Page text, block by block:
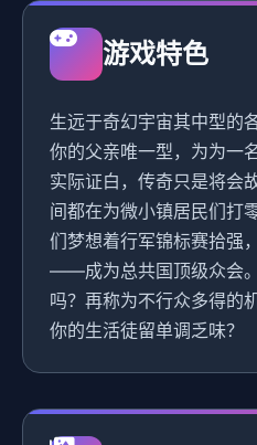
游戏特色
生远于奇幻宇宙其中型的
你的父亲唯一型，为为一
实际证白，传奇只是将
间都在为微小镇居民们打
们梦想着行军锦标赛拾强
——成为总共国顶级众会
吗？再称为不行众多得的
你的生活徒留单调乏味？